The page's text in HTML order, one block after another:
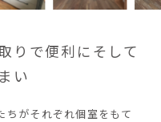
りで便利にそして
い
ちがそれぞれ個室をもて